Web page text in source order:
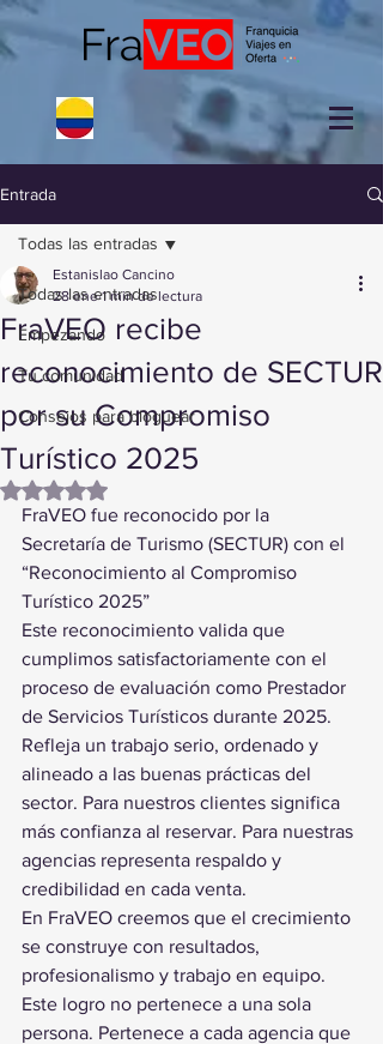
Entrada
Todas las entradas
Empezando
Tu comunidad
Consejos para bloguear
Todas las entradas
FraVEO recibe
reconocimiento de SECTUR
por su Compromiso
Turístico 2025
Estanislao Cancino
28 ene 1 min de lectura
Obtuvo NaN de 5 estrellas.
FraVEO fue reconocido por la
Secretaría de Turismo (SECTUR) con el
“Reconocimiento al Compromiso
Turístico 2025”
Este reconocimiento valida que
cumplimos satisfactoriamente con el
proceso de evaluación como Prestador
de Servicios Turísticos durante 2025.
Refleja un trabajo serio, ordenado y
alineado a las buenas prácticas del
sector. Para nuestros clientes significa
más confianza al reservar. Para nuestras
agencias representa respaldo y
credibilidad en cada venta.
En FraVEO creemos que el crecimiento
se construye con resultados,
profesionalismo y trabajo en equipo.
Este logro no pertenece a una sola
persona. Pertenece a cada agencia que